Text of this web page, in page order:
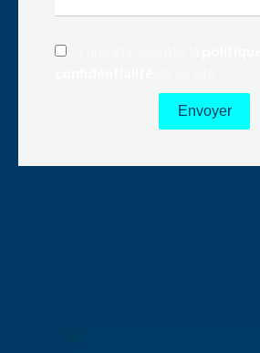
Envoyer